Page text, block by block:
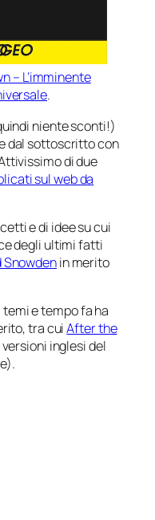
– L’imminente
.
niente sconti!)
dal sottoscritto con
di due
sul web da
e di idee su cui
degli ultimi fatti
Snowdenin merito
e tempo fa ha
tra cuiAfter the
inglesi del